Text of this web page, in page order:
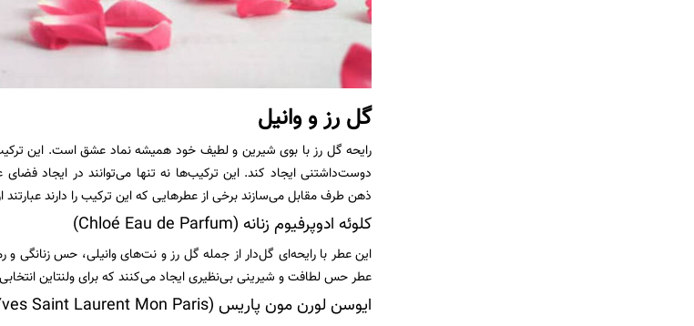
گل رز و وانیل
رایحه گل رز با بوی شیرین و لطیف خود همیشه نماد عشق است. این ترکیب
دوست‌داشتنی ایجاد کند. این ترکیب‌ها نه تنها می‌توانند در ایجاد
ذهن طرف مقابل می‌سازند برخی از عطرهایی که این ترکیب را دارند عبارتند
کلوئه ادوپرفیوم زنانه (Chloé Eau de Parfum)
این عطر با رایحه‌ای گل‌دار از جمله گل رز و نت‌های وانیلی، حس زنانگی و
عطر حس لطافت و شیرینی بی‌نظیری ایجاد می‌کنند که برای ولنتاین
ایوسن لورن مون پاریس (Yves Saint Laurent Mon Paris)